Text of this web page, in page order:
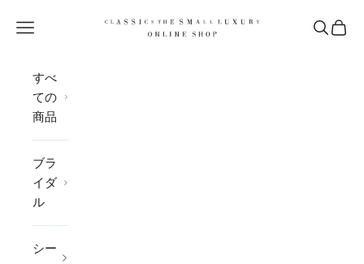
CLASSICS the Small Luxury
メニューを開く 検索を開
カー
すべ
ての
商品
ブラ
イダ
ル
シー